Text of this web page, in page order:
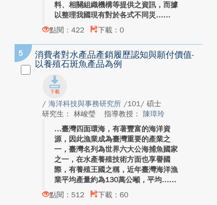
料、相關組織機構等提供之資訊，而據
以整理我國現有對於各式不同災...
點閱：422
下載：0
5
消費者對水產品產銷履歷認知與願付價值-
以養殖石斑魚產品為例
/ 海洋科技與事務研究所 /101/ 碩士
研究生： 林峻瑩
指導教授： 陳璋玲
臺灣四面環海，有著豐富的海洋資
源，因此漁業成為臺灣重要的產業之
一，臺灣名列為世界六大公海捕魚國家
之一，在水產養殖技術方面也享譽國
際，有養殖王國之稱，近年臺灣海洋漁
業平均產量約為130萬公噸，平均...
點閱：512
下載：60